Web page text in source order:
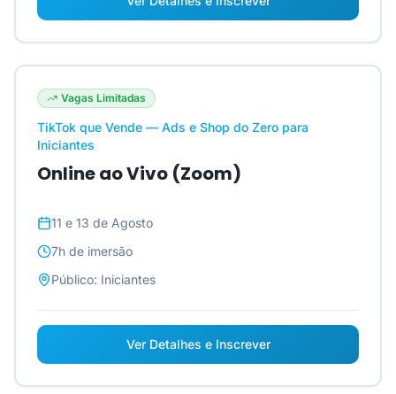
Vagas Limitadas
TikTok que Vende — Ads e Shop do Zero para
Iniciantes
Online ao Vivo (Zoom)
11 e 13 de Agosto
7h de imersão
Público: Iniciantes
Ver Detalhes e Inscrever